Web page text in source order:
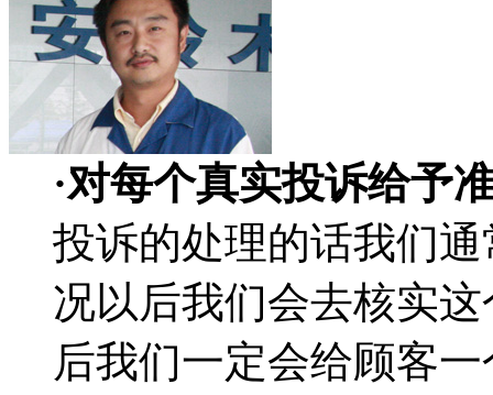
·对每个真实投诉给予
投诉的处理的话我们
况以后我们会去核实
后我们一定会给顾客